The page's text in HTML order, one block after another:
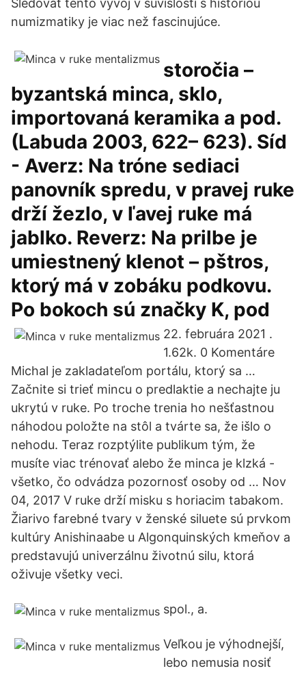
Sledovať tento vývoj v súvislosti s históriou
numizmatiky je viac než fascinujúce.
storočia –
byzantská minca, sklo,
importovaná keramika a pod.
(Labuda 2003, 622– 623). Síd
- Averz: Na tróne sediaci
panovník spredu, v pravej ruke
drží žezlo, v ľavej ruke má
jablko. Reverz: Na prilbe je
umiestnený klenot – pštros,
ktorý má v zobáku podkovu.
Po bokoch sú značky K, pod
22. februára 2021 .
1.62k. 0 Komentáre
Michal je zakladateľom portálu, ktorý sa …
Začnite si trieť mincu o predlaktie a nechajte ju
ukrytú v ruke. Po troche trenia ho nešťastnou
náhodou položte na stôl a tvárte sa, že išlo o
nehodu. Teraz rozptýlite publikum tým, že
musíte viac trénovať alebo že minca je klzká -
všetko, čo odvádza pozornosť osoby od … Nov
04, 2017 V ruke drží misku s horiacim tabakom.
Žiarivo farebné tvary v ženské siluete sú prvkom
kultúry Anishinaabe u Algonquinských kmeňov a
predstavujú univerzálnu životnú silu, ktorá
oživuje všetky veci.
spol., a.
Veľkou je výhodnejší,
lebo nemusia nosiť